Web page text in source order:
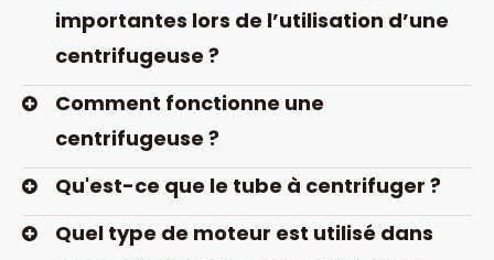
importantes lors de l’utilisation d’une
centrifugeuse ?
Comment fonctionne une
centrifugeuse ?
Qu'est-ce que le tube à centrifuger ?
Quel type de moteur est utilisé dans